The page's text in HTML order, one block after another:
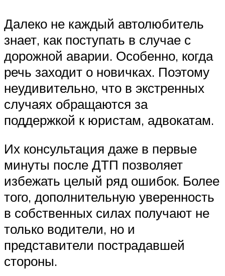
Далеко не каждый автолюбитель
знает, как поступать в случае с
дорожной аварии. Особенно, когда
речь заходит о новичках. Поэтому
неудивительно, что в экстренных
случаях обращаются за
поддержкой к юристам, адвокатам.
Их консультация даже в первые
минуты после ДТП позволяет
избежать целый ряд ошибок. Более
того, дополнительную уверенность
в собственных силах получают не
только водители, но и
представители пострадавшей
стороны.